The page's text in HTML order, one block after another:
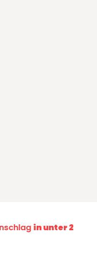
in unter 2